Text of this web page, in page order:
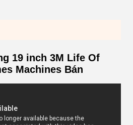
19 inch 3M Life Of
Machines Bán